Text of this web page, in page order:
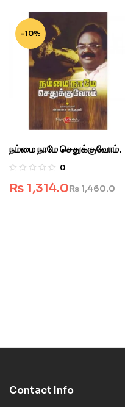
-10%
நம்மை நாமே செதுக்குவோம்.
0
₨1,460.0
₨ 1,314.0
Contact Info